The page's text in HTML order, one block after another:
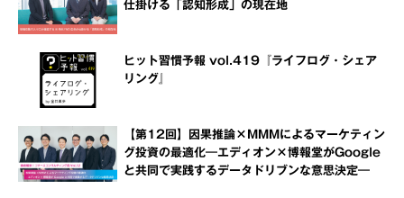
仕掛ける「認知形成」の現在地
ヒット習慣予報 vol.419『ライフログ・シェア
リング』
【第12回】因果推論×MMMによるマーケティン
グ投資の最適化―エディオン×博報堂がGoogle
と共同で実践するデータドリブンな意思決定―